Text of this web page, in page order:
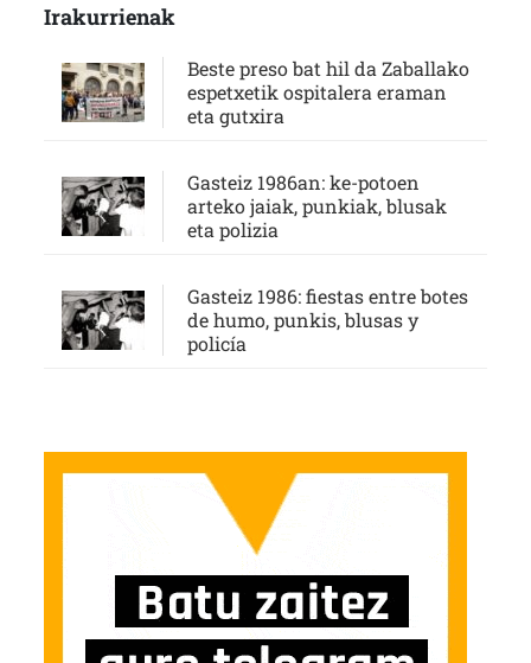
Irakurrienak
Beste preso bat hil da Zaballako
espetxetik ospitalera eraman
eta gutxira
Gasteiz 1986an: ke-potoen
arteko jaiak, punkiak, blusak
eta polizia
Gasteiz 1986: fiestas entre botes
de humo, punkis, blusas y
policía